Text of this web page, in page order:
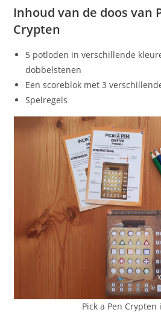
Inhoud van de doos van
Crypten
5 potloden in verschillende
dobbelstenen
Een scoreblok met 3
Spelregels
Pick a Pen Crypten